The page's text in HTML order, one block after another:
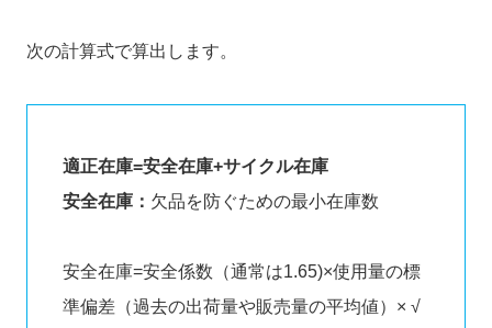
次の計算式で算出します。
適正在庫=安全在庫+サイクル在庫
安全在庫： 欠品を防ぐための最小在庫数
安全在庫=安全係数（通常は1.65)×使用量の標
準偏差（過去の出荷量や販売量の平均値）× √